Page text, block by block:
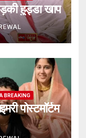
हुड्डा खाप
BREAKING
पोस्टमॉर्टम